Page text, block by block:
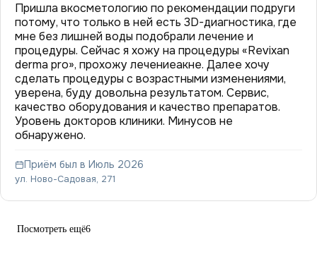
Пришла вкосметологию по рекомендации подруги
потому, что только в ней есть 3D-диагностика, где
мне без лишней воды подобрали лечение и
процедуры. Сейчас я хожу на процедуры «Revixan
derma pro», прохожу лечениеакне. Далее хочу
сделать процедуры с возрастными изменениями,
уверена, буду довольна результатом. Сервис,
качество оборудования и качество препаратов.
Уровень докторов клиники. Минусов не
обнаружено.
Приём был в Июль 2026
ул. Ново-Садовая, 271
Посмотреть ещё6